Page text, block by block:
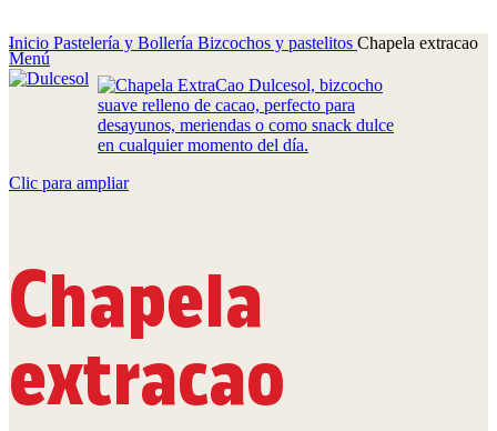
Menú
Inicio Pastelería y Bollería Bizcochos y pastelitos Chapela extracao
Clic para ampliar
Chapela
extracao